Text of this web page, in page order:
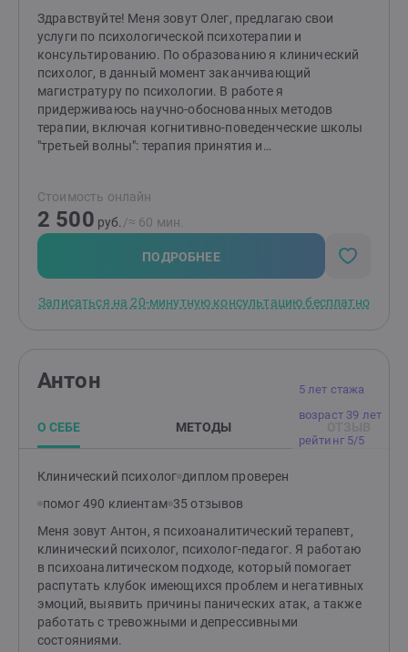
Здравствуйте! Меня зовут Олег, предлагаю свои
услуги по психологической психотерапии и
консультированию. По образованию я клинический
психолог, в данный момент заканчивающий
магистратуру по психологии. В работе я
придерживаюсь научно-обоснованных методов
терапии, включая когнитивно-поведенческие школы
"третьей волны": терапия принятия и
экзистенциальной терапии и философском
консультировании. Занимаюсь исследованиями в
области жизнестойкости личности и
экзистенциальной психологии. Веду свой блог в
телеграме, где исследую восточные и западные
своей работе я стараюсь соединить полезные и
качество своей жизни, обрести уверенность в себе,
пути вашего личностного развития ответственно
смогу сопровождать вас, используя свои
научные данные в области психотерапии и
Стоимость онлайн
2 500 руб. /≈ 60 мин.
ПОДРОБНЕЕ
Записаться на 20-минутную консультацию бесплатно
5 лет стажа
возраст 39 лет
рейтинг 5/5
Антон
О СЕБЕ МЕТОДЫ
Клинический психолог диплом проверен
помог 490 клиентам 35 отзывов
Меня зовут Антон, я психоаналитический терапевт,
клинический психолог, психолог-педагог. Я работаю
в психоаналитическом подходе, который помогает
распутать клубок имеющихся проблем и негативных
эмоций, выявить причины панических атак, а также
работать с тревожными и депрессивными
состояниями.